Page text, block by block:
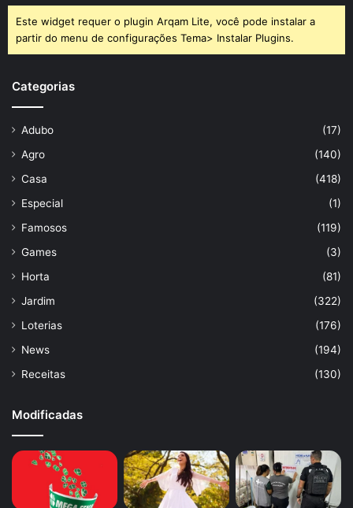
Este widget requer o plugin Arqam Lite, você pode instalar a
partir do menu de configurações Tema> Instalar Plugins.
Categorias
Adubo
(17)
Agro
(140)
Casa
(418)
Especial
(1)
Famosos
(119)
Games
(3)
Horta
(81)
Jardim
(322)
Loterias
(176)
News
(194)
Receitas
(130)
Modificadas